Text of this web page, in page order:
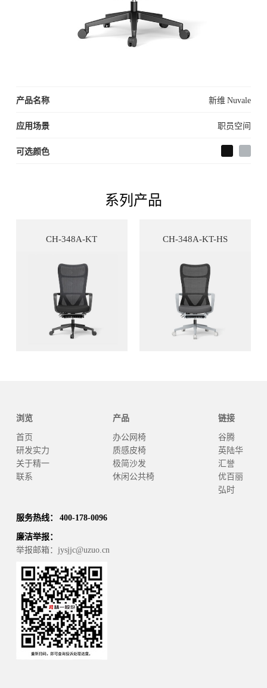
产品名称 新维 Nuvale
应用场景 职员空间
可选颜色
系列产品
CH-348A-KT CH-348A-KT-HS
浏览
首页
研发实力
关于精一
联系
产品
办公网椅
质感皮椅
极简沙发
休闲公共椅
链接
谷腾
英陆华
汇誉
优百丽
弘时
服务热线： 400-178-0096
廉洁举报：
举报邮箱：jysjjc@uzuo.cn